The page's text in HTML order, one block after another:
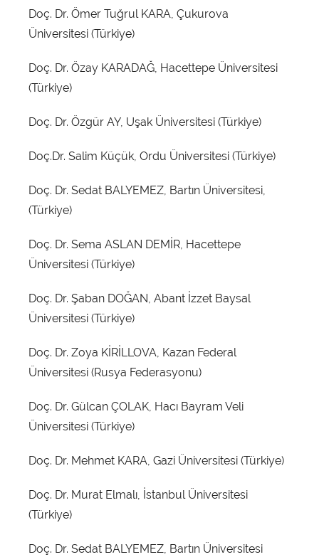
Doç. Dr. Ömer Tuğrul KARA, Çukurova
Üniversitesi (Türkiye)
Doç. Dr. Özay KARADAĞ, Hacettepe Üniversitesi
(Türkiye)
Doç. Dr. Özgür AY, Uşak Üniversitesi (Türkiye)
Doç.Dr. Salim Küçük, Ordu Üniversitesi (Türkiye)
Doç. Dr. Sedat BALYEMEZ, Bartın Üniversitesi,
(Türkiye)
Doç. Dr. Sema ASLAN DEMİR, Hacettepe
Üniversitesi (Türkiye)
Doç. Dr. Şaban DOĞAN, Abant İzzet Baysal
Üniversitesi (Türkiye)
Doç. Dr. Zoya KİRİLLOVA, Kazan Federal
Üniversitesi (Rusya Federasyonu)
Doç. Dr. Gülcan ÇOLAK, Hacı Bayram Veli
Üniversitesi (Türkiye)
Doç. Dr. Mehmet KARA, Gazi Üniversitesi (Türkiye)
Doç. Dr. Murat Elmalı, İstanbul Üniversitesi
(Türkiye)
Doç. Dr. Sedat BALYEMEZ, Bartın Üniversitesi